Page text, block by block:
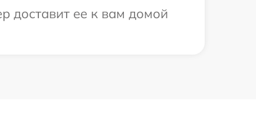
доставит ее к вам домой